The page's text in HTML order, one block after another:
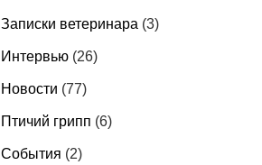
Записки ветеринара (3)
Интервью (26)
Новости (77)
Птичий грипп (6)
События (2)